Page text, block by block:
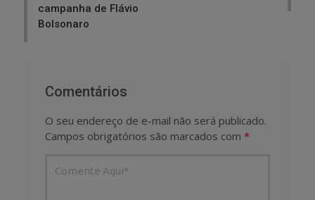
campanha de Flávio
Bolsonaro
Comentários
O seu endereço de e-mail não será publicado.
Campos obrigatórios são marcados com *